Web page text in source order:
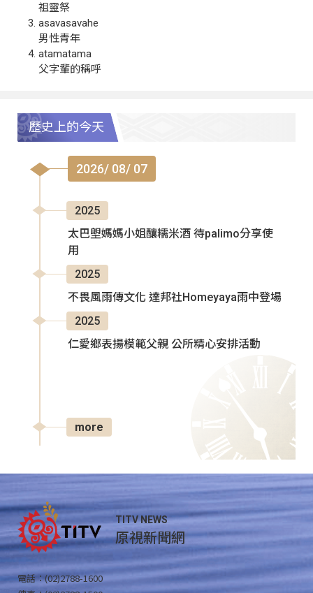
祖靈祭
asavasavahe
男性青年
atamatama
父字輩的稱呼
歷史上的今天
2026/ 08/ 07
2025
太巴塱媽媽小姐釀糯米酒 待palimo分享使
用
2025
不畏風雨傳文化 達邦社Homeyaya雨中登場
2025
仁愛鄉表揚模範父親 公所精心安排活動
more
TITV NEWS
原視新聞網
電話：(02)2788-1600